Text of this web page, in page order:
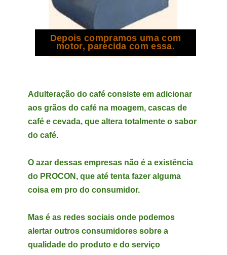
Depois compramos uma com
motor, parecida com essa.
Adulteração do café consiste em adicionar
aos grãos do café na moagem, cascas de
café e cevada, que altera totalmente o sabor
do café.
O azar dessas empresas não é a existência
do PROCON, que até tenta fazer alguma
coisa em pro do consumidor.
Mas é as redes sociais onde podemos
alertar outros consumidores sobre a
qualidade do produto e do serviço